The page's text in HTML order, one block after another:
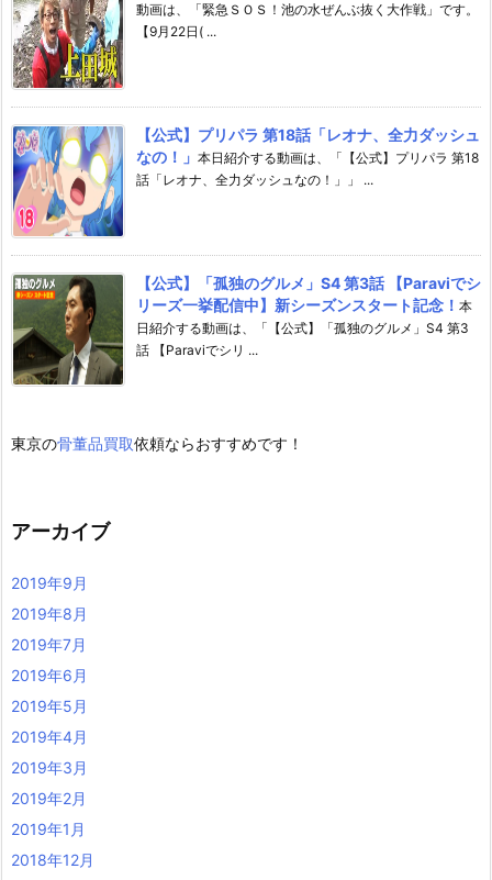
動画は、「緊急ＳＯＳ！池の水ぜんぶ抜く大作戦」です。
【9月22日( ...
【公式】プリパラ 第18話「レオナ、全力ダッシュ
なの！」 本日紹介する動画は、「【公式】プリパラ 第18
話「レオナ、全力ダッシュなの！」」 ...
【公式】「孤独のグルメ」S4 第3話 【Paraviでシ
リーズ一挙配信中】新シーズンスタート記念！ 本
日紹介する動画は、「【公式】「孤独のグルメ」S4 第3
話 【Paraviでシリ ...
東京の骨董品買取依頼ならおすすめです！
アーカイブ
2019年9月
2019年8月
2019年7月
2019年6月
2019年5月
2019年4月
2019年3月
2019年2月
2019年1月
2018年12月